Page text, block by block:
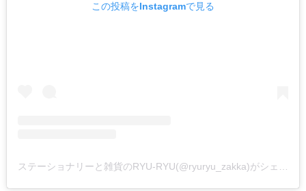
この投稿をInstagramで見る